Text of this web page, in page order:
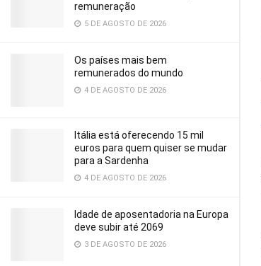
remuneração
5 DE AGOSTO DE 2026
Os países mais bem
remunerados do mundo
4 DE AGOSTO DE 2026
Itália está oferecendo 15 mil
euros para quem quiser se mudar
para a Sardenha
4 DE AGOSTO DE 2026
Idade de aposentadoria na Europa
deve subir até 2069
3 DE AGOSTO DE 2026